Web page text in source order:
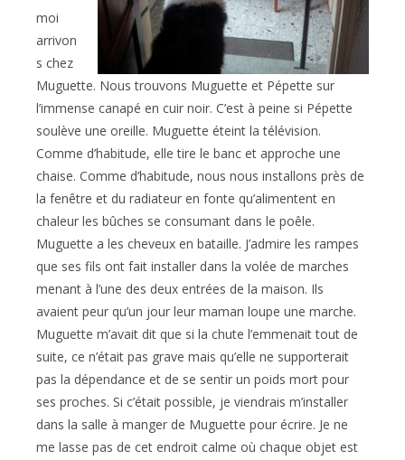
moi
arrivon
s chez
Muguette. Nous trouvons Muguette et Pépette sur
l’immense canapé en cuir noir. C’est à peine si Pépette
soulève une oreille. Muguette éteint la télévision.
Comme d’habitude, elle tire le banc et approche une
chaise. Comme d’habitude, nous nous installons près de
la fenêtre et du radiateur en fonte qu’alimentent en
chaleur les bûches se consumant dans le poêle.
Muguette a les cheveux en bataille. J’admire les rampes
que ses fils ont fait installer dans la volée de marches
menant à l’une des deux entrées de la maison. Ils
avaient peur qu’un jour leur maman loupe une marche.
Muguette m’avait dit que si la chute l’emmenait tout de
suite, ce n’était pas grave mais qu’elle ne supporterait
pas la dépendance et de se sentir un poids mort pour
ses proches. Si c’était possible, je viendrais m’installer
dans la salle à manger de Muguette pour écrire. Je ne
me lasse pas de cet endroit calme où chaque objet est